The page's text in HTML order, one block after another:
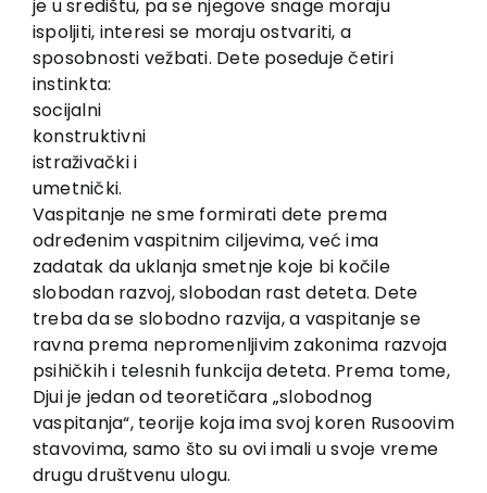
je u središtu, pa se njegove snage moraju
ispoljiti, interesi se moraju ostvariti, a
sposobnosti vežbati. Dete poseduje četiri
instinkta:
socijalni
konstruktivni
istraživački i
umetnički.
Vaspitanje ne sme formirati dete prema
određenim vaspitnim ciljevima, već ima
zadatak da uklanja smetnje koje bi kočile
slobodan razvoj, slobodan rast deteta. Dete
treba da se slobodno razvija, a vaspitanje se
ravna prema nepromenljivim zakonima razvoja
psihičkih i telesnih funkcija deteta. Prema tome,
Djui je jedan od teoretičara „slobodnog
vaspitanja“, teorije koja ima svoj koren Rusoovim
stavovima, samo što su ovi imali u svoje vreme
drugu društvenu ulogu.